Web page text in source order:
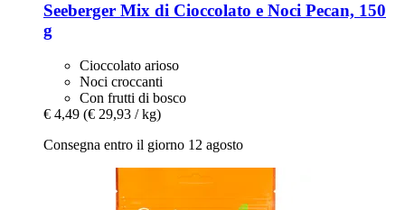
Seeberger Mix di Cioccolato e Noci Pecan, 150
g
Cioccolato arioso
Noci croccanti
Con frutti di bosco
€ 4,49 (€ 29,93 / kg)
Consegna entro il giorno 12 agosto